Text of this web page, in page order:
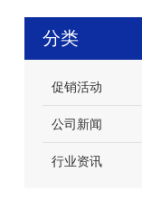
分类
促销活动
公司新闻
行业资讯